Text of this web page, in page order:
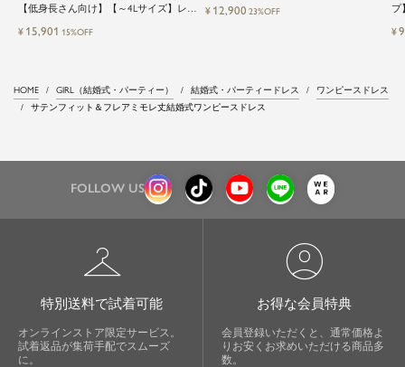
【低身長さん向け】【～4Lサイズ】レイ
カートorワイドパンツセットアップロン
¥ 15,901 15%OFF
ング結婚式ワンピース
¥ 12,900 23%OFF
プ
¥
HOME GIRL（結婚式・パーティー） 結婚式・パーティードレス
ワンピースドレス
サテンフィット＆フレアミモレ丈結婚式ワンピースドレス
FOLLOW US
checkroom
特別送料で試着可能
オンラインストア限定サービス。
試着返品が集荷手配でスムーズ
に。
account_circle
お得な会員特典
会員登録いただくと、通常価格よ
りお安くお求めいただける商品多
数。